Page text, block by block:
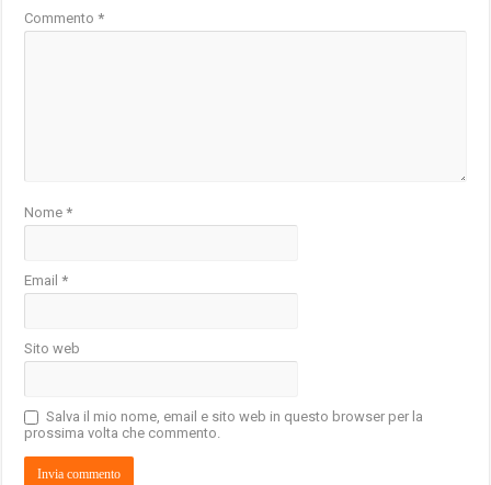
Commento*
Nome*
Email*
Sito web
Salva il mio nome, email e sito web in questo browser per la
prossima volta che commento.